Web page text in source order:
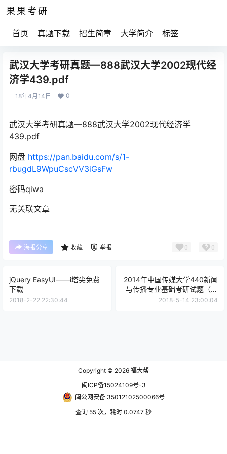
果果考研
首页 真题下载 招生简章 大学简介 标签
武汉大学考研真题—888武汉大学2002现代经
济学439.pdf
18年4月14日 0
武汉大学考研真题—888武汉大学2002现代经济学
439.pdf
网盘 https://pan.baidu.com/s/1-
rbugdL9WpuCscVV3iGsFw
密码qiwa
无关联文章
海报分享 收藏 举报 0 0
jQuery EasyUI——i塔尖免费
下载
2018-2-22 22:30:44
2014年中国传媒大学440新闻
与传播专业基础考研试题（回
忆版）
2018-5-14 23:00:04
Copyright © 2026 福大帮
闽ICP备15024109号-3
闽公网安备 35012102500066号
查询 55 次，耗时 0.0747 秒